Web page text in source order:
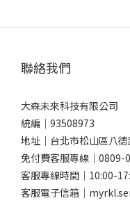
聯絡我們
大森未來科技有限公司
統編｜93508973
地址｜台北市松山區八
免付費客服專線｜0809-
客服專線時間｜10:00-
客服電子信箱｜